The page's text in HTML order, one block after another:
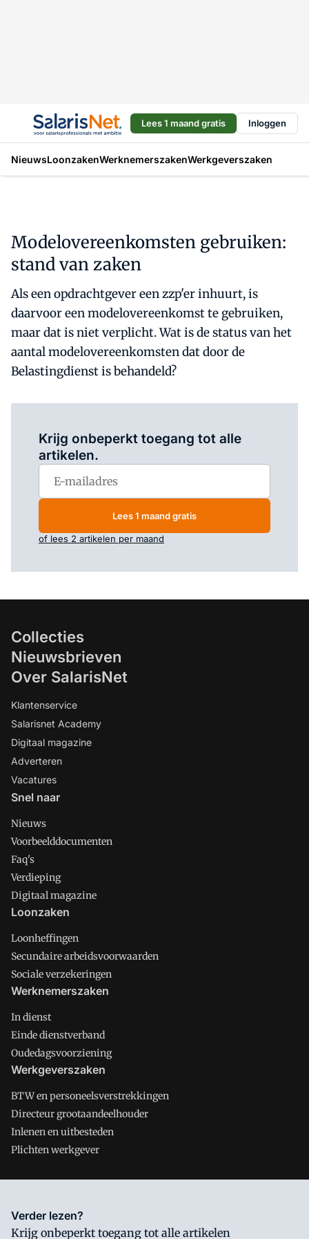
Lees 1 maand gratis Inloggen
NieuwsLoonzakenWerknemerszakenWerkgeverszaken
Modelovereenkomsten gebruiken:
stand van zaken
Als een opdrachtgever een zzp'er inhuurt, is
daarvoor een modelovereenkomst te gebruiken,
maar dat is niet verplicht. Wat is de status van het
aantal modelovereenkomsten dat door de
Belastingdienst is behandeld?
Krijg onbeperkt toegang tot alle
artikelen.
Lees 1 maand gratis
of lees 2 artikelen per maand
Collecties
Nieuwsbrieven
Over SalarisNet
Klantenservice
Salarisnet Academy
Digitaal magazine
Adverteren
Vacatures
Snel naar
Nieuws
Voorbeelddocumenten
Faq's
Verdieping
Digitaal magazine
Loonzaken
Loonheffingen
Secundaire arbeidsvoorwaarden
Sociale verzekeringen
Werknemerszaken
In dienst
Einde dienstverband
Oudedagsvoorziening
Werkgeverszaken
BTW en personeelsverstrekkingen
Directeur grootaandeelhouder
Inlenen en uitbesteden
Plichten werkgever
Salarisnet is onderdeel van VMN media. Lees in
waar VMN media voor staat. Op gebruik van deze site zijn de
Verder lezen?
Krijg onbeperkt toegang tot alle artikelen